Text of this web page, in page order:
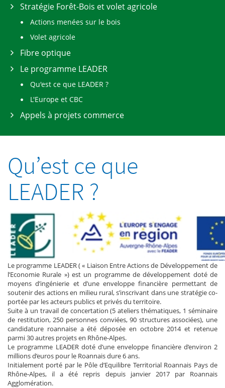
Stratégie Forêt-Bois et volet agricole
Actions menées sur le bois
Volet agricole
Fibre optique
Le programme LEADER
Qu'est ce que LEADER ?
L'Europe et CBC
Appels à projets commerce
Qu’est ce que
LEADER ?
Le programme LEADER ( « Liaison Entre Actions de Développement de
l’Economie Rurale ») est un programme de développement doté de
moyens d’ingénierie et d’une enveloppe financière permettant de
soutenir des actions en milieu rural, s’inscrivant dans une stratégie co-
portée par les acteurs publics et privés du territoire.
Suite à un travail de concertation (5 ateliers thématiques, 1 séminaire
de restitution, 250 personnes conviées, 90 structures associées), une
candidature roannaise a été déposée en octobre 2014 et retenue
parmi 30 autres projets en Rhône-Alpes.
Le programme LEADER doté d’une enveloppe financière d’environ 2
millions d’euros pour le Roannais dure 6 ans.
Initialement porté par le Pôle d’Equilibre Territorial Roannais Pays de
Rhône-Alpes, il a été repris depuis janvier 2017 par Roannais
Agglomération.